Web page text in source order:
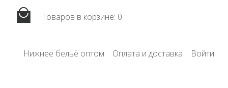
Товаров в корзине: 0
Нижнее бельё оптом Оплата и доставка Войти